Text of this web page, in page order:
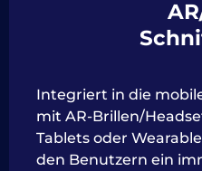
Integriert in die
mit AR-Brillen/
Tablets oder
den Benutzern ein